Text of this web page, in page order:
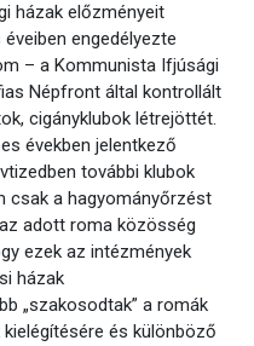
házak előzményeit
engedélyezte
– a Kommunista Ifjúsági
Népfront által kontrollált
cigányklubok létrejöttét.
években jelentkező
további klubok
csak a hagyományőrzést
adott roma közösség
ezek az intézmények
házak
„szakosodtak” a romák
és különböző